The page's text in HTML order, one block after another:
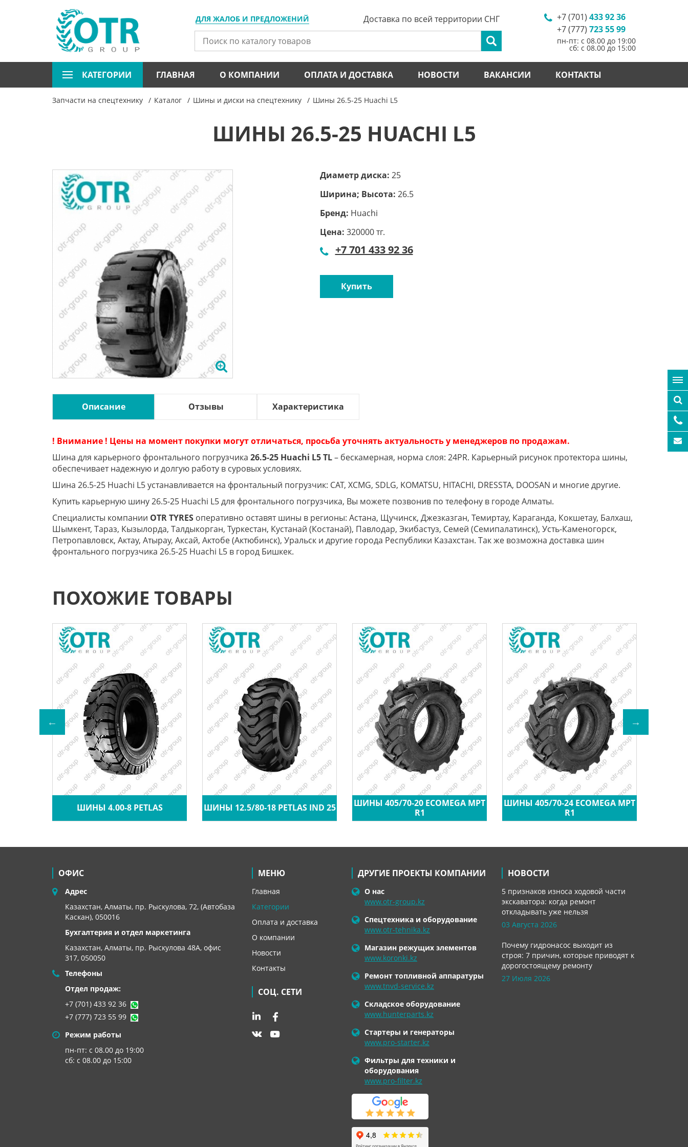
ДЛЯ ЖАЛОБ И ПРЕДЛОЖЕНИЙ +7 (701) 433 92 36
+7 (777) 723 55 99
пн-пт: с 08.00 до 19:00
сб: с 08.00 до 15:00
Доставка по всей территории СНГ
КАТЕГОРИИ ГЛАВНАЯ О КОМПАНИИ ОПЛАТА И ДОСТАВКА НОВОСТИ ВАКАНСИИ КОНТАКТЫ
Запчасти на спецтехнику Каталог Шины и диски на спецтехнику Шины 26.5-25 Huachi L5
ШИНЫ 26.5-25 HUACHI L5
Диаметр диска: 25
Ширина; Высота: 26.5
Бренд: Huachi
Цена: 320000 тг.
+7 701 433 92 36
Купить
Описание Отзывы Характеристика
! Внимание ! Цены на момент покупки могут отличаться, просьба уточнять актуальность у менеджеров по продажам.
Шина для карьерного фронтального погрузчика 26.5-25 Huachi L5 TL– бескамерная, норма слоя: 24PR. Карьерный рисунок протектора шины,
обеспечивает надежную и долгую работу в суровых условиях.
Шина 26.5-25 Huachi L5 устанавливается на фронтальный погрузчик: CAT, XCMG, SDLG, KOMATSU, HITACHI, DRESSTA, DOOSAN и многие другие.
Купить карьерную шину 26.5-25 Huachi L5 для фронтального погрузчика, Вы можете позвонив по телефону в городе Алматы.
Специалисты компании OTR TYRES оперативно оставят шины в регионы: Астана, Щучинск, Джезказган, Темиртау, Караганда, Кокшетау, Балхаш,
Шымкент, Тараз, Кызылорда, Талдыкорган, Туркестан, Кустанай (Костанай), Павлодар, Экибастуз, Семей (Семипалатинск), Усть-Каменогорск,
Петропавловск, Актау, Атырау, Аксай, Актобе (Актюбинск), Уральск и другие города Республики Казахстан. Так же возможна доставка шин
фронтального погрузчика 26.5-25 Huachi L5 в город Бишкек.
ПОХОЖИЕ ТОВАРЫ
ШИНЫ 4.00-8 PETLAS ШИНЫ 12.5/80-18 PETLAS IND 25
ШИНЫ 405/70-20 ECOMEGA MPT
R1
ШИНЫ 405/70-24 ECOMEGA MPT
R1
ОФИС
Адрес
Казахстан, Алматы, пр. Рыскулова, 72, (Автобаза
Каскан), 050016
Бухгалтерия и отдел маркетинга
Казахстан, Алматы, пр. Рыскулова 48А, офис
317, 050050
Телефоны
Отдел продаж:
+7 (701) 433 92 36
+7 (777) 723 55 99
Режим работы
пн-пт: с 08.00 до 19:00
сб: с 08.00 до 15:00
МЕНЮ
Главная
Категории
Оплата и доставка
О компании
Новости
Контакты
СОЦ. СЕТИ
ДРУГИЕ ПРОЕКТЫ КОМПАНИИ
О нас
www.otr-group.kz
Спецтехника и оборудование
www.otr-tehnika.kz
Магазин режущих элементов
www.koronki.kz
Ремонт топливной аппаратуры
www.tnvd-service.kz
Складское оборудование
www.hunterparts.kz
Стартеры и генераторы
www.pro-starter.kz
Фильтры для техники и
оборудования
www.pro-filter.kz
НОВОСТИ
5 признаков износа ходовой части
экскаватора: когда ремонт
откладывать уже нельзя
03 Августа 2026
Почему гидронасос выходит из
строя: 7 причин, которые приводят к
дорогостоящему ремонту
27 Июля 2026